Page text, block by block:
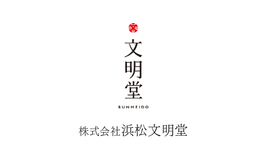
株式会社浜松文明堂